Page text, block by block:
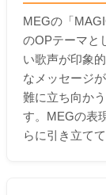
MEGの「
のOPテーマと
い歌声が印象
なメッセージ
難に立ち向か
す。MEGの表
らに引き立てて